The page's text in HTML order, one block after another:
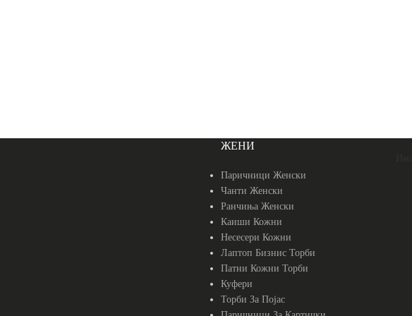
ЖЕНИ
Паричници Женски
Чанти Женски
Ранчиња Женски
Каиши Кожни
Несесери Кожни
Лаптоп Бизнис Торби
Патни Кожни Торби
Куфери
Торби За Појас